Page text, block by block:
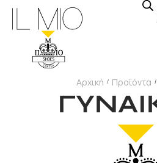
Αρχική / Προϊόντα /